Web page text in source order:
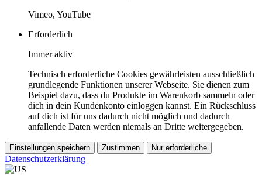
Vimeo, YouTube
Erforderlich
Immer aktiv
Technisch erforderliche Cookies gewährleisten ausschließlich
grundlegende Funktionen unserer Webseite. Sie dienen zum
Beispiel dazu, dass du Produkte im Warenkorb sammeln oder
dich in dein Kundenkonto einloggen kannst. Ein Rückschluss
auf dich ist für uns dadurch nicht möglich und dadurch
anfallende Daten werden niemals an Dritte weitergegeben.
Einstellungen speichern Zustimmen Nur erforderliche
Datenschutzerklärung